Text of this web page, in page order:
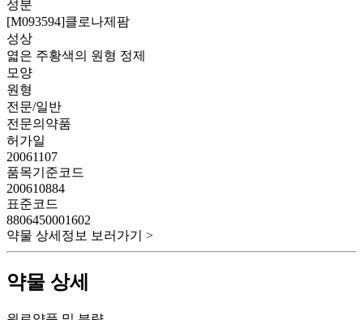
성분
[M093594]클로나제팜
성상
엷은 주황색의 원형 정제
모양
원형
전문/일반
전문의약품
허가일
20061107
품목기준코드
200610884
표준코드
8806450001602
약물 상세정보 보러가기 >
약물 상세